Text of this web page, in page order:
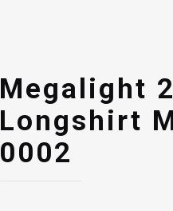
Megalight
Longshirt
0002